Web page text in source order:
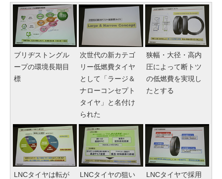
ブリヂストングル
ープの環境長期目
標
次世代の新カテゴ
リー低燃費タイヤ
として「ラージ＆
ナローコンセプト
タイヤ」と名付け
られた
狭幅・大径・高内
圧によって断トツ
の低燃費を実現し
たとする
LNCタイヤは転が
LNCタイヤの狙い
LNCタイヤで採用